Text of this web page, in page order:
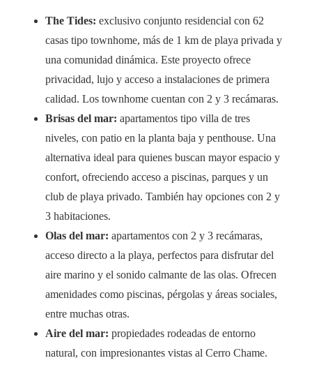
The Tides: exclusivo conjunto residencial con 62
casas tipo townhome, más de 1 km de playa privada y
una comunidad dinámica. Este proyecto ofrece
privacidad, lujo y acceso a instalaciones de primera
calidad. Los townhome cuentan con 2 y 3 recámaras.
Brisas del mar: apartamentos tipo villa de tres
niveles, con patio en la planta baja y penthouse. Una
alternativa ideal para quienes buscan mayor espacio y
confort, ofreciendo acceso a piscinas, parques y un
club de playa privado. También hay opciones con 2 y
3 habitaciones.
Olas del mar: apartamentos con 2 y 3 recámaras,
acceso directo a la playa, perfectos para disfrutar del
aire marino y el sonido calmante de las olas. Ofrecen
amenidades como piscinas, pérgolas y áreas sociales,
entre muchas otras.
Aire del mar: propiedades rodeadas de entorno
natural, con impresionantes vistas al Cerro Chame.